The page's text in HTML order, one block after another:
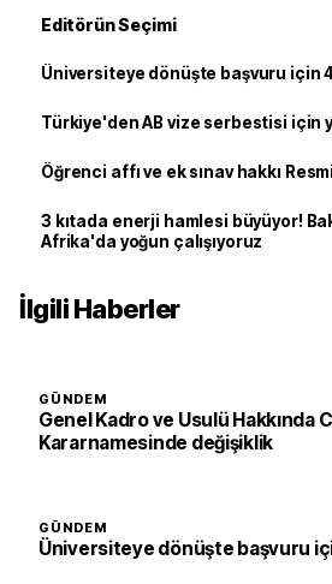
Editörün Seçimi
Üniversiteye dönüşte başvuru için 4
Türkiye'den AB vize serbestisi için
Öğrenci affı ve ek sınav hakkı
3 kıtada enerji hamlesi büyüyor!
Afrika'da yoğun çalışıyoruz
İlgili Haberler
GÜNDEM
Genel Kadro ve Usulü Hakkında
Kararnamesinde değişiklik
GÜNDEM
Üniversiteye dönüşte başvuru